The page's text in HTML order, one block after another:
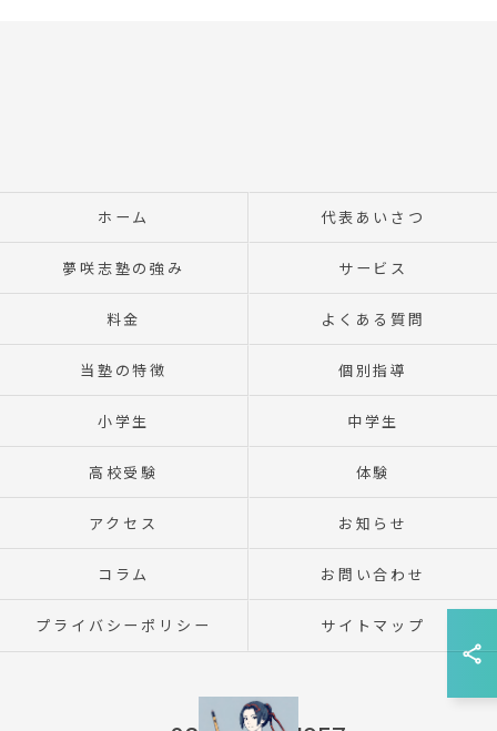
ホーム 代表あいさつ
夢咲志塾の強み サービス
料金 よくある質問
当塾の特徴 個別指導
小学生 中学生
高校受験 体験
アクセス お知らせ
コラム お問い合わせ
プライバシーポリシー サイトマップ